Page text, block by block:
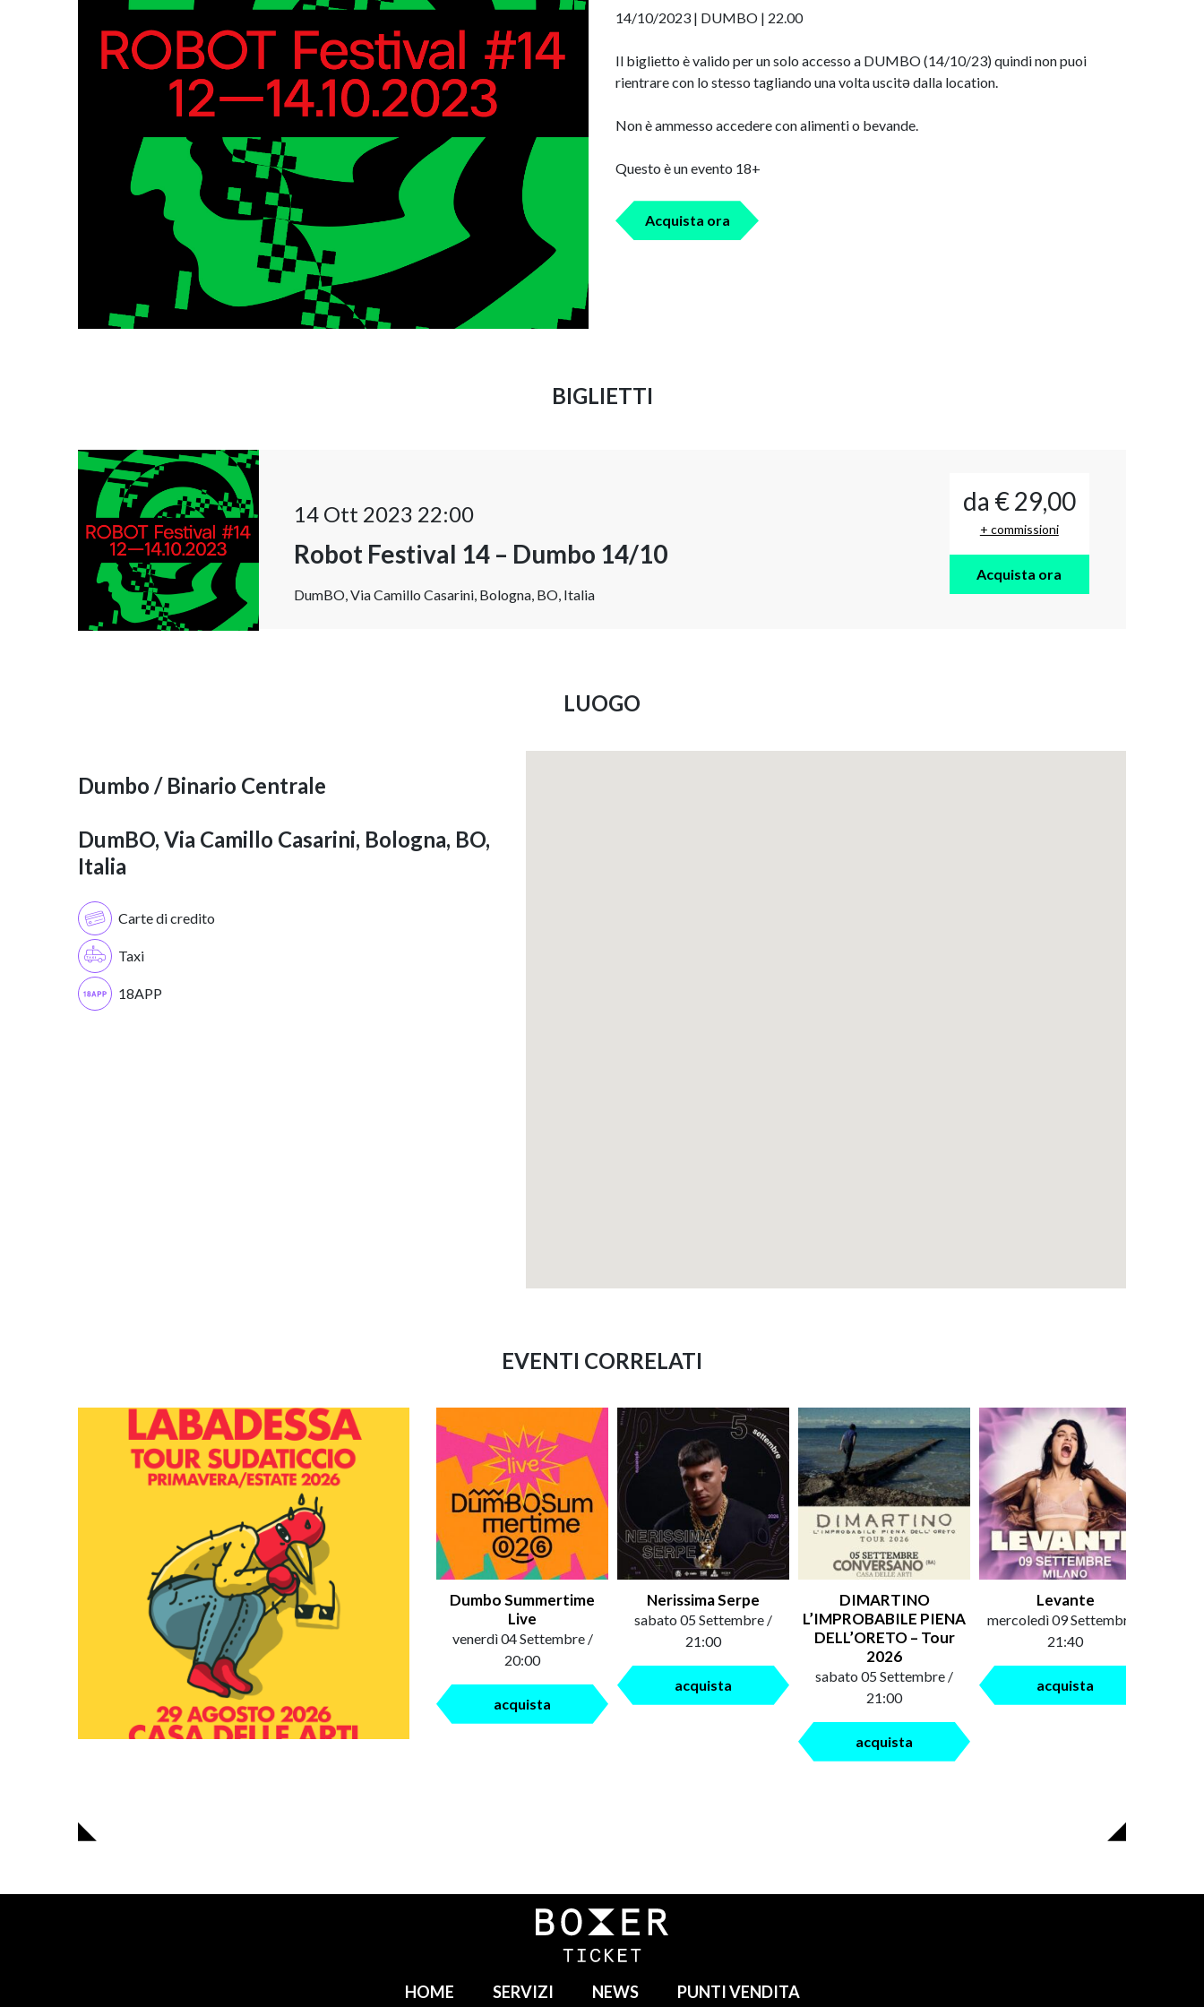
14/10/2023 | DUMBO | 22.00
Il biglietto è valido per un solo accesso a DUMBO (14/10/23) quindi non puoi
rientrare con lo stesso tagliando una volta uscitə dalla location.
Non è ammesso accedere con alimenti o bevande.
Questo è un evento 18+
Acquista ora
BIGLIETTI
14 Ott 2023 22:00
Robot Festival 14 – Dumbo 14/10
DumBO, Via Camillo Casarini, Bologna, BO, Italia
da € 29,00
+ commissioni
Acquista ora
LUOGO
Dumbo / Binario Centrale
DumBO, Via Camillo Casarini, Bologna, BO,
Italia
Carte di credito
Taxi
18APP
EVENTI CORRELATI
Dumbo Summertime
Live
venerdì 04 Settembre /
20:00
acquista
Nerissima Serpe
sabato 05 Settembre /
21:00
acquista
DIMARTINO
L’IMPROBABILE PIENA
DELL’ORETO – Tour
2026
sabato 05 Settembre /
21:00
acquista
Levante
mercoledì 09 Settembre /
21:40
acquista
HOME SERVIZI NEWS PUNTI VENDITA